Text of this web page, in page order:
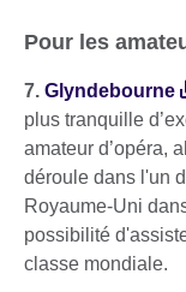
Pour les
7. Glyndebourne
plus tranquille
amateur d’opéra,
déroule dans l'un
Royaume-Uni
possibilité
classe mondiale.